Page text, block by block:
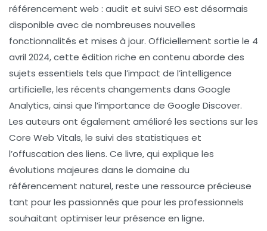
référencement web : audit et suivi SEO est désormais
disponible avec de nombreuses nouvelles
fonctionnalités et mises à jour. Officiellement sortie le 4
avril 2024, cette édition riche en contenu aborde des
sujets essentiels tels que l’impact de l’intelligence
artificielle, les récents changements dans Google
Analytics, ainsi que l’importance de Google Discover.
Les auteurs ont également amélioré les sections sur les
Core Web Vitals, le suivi des statistiques et
l’offuscation des liens. Ce livre, qui explique les
évolutions majeures dans le domaine du
référencement naturel, reste une ressource précieuse
tant pour les passionnés que pour les professionnels
souhaitant optimiser leur présence en ligne.